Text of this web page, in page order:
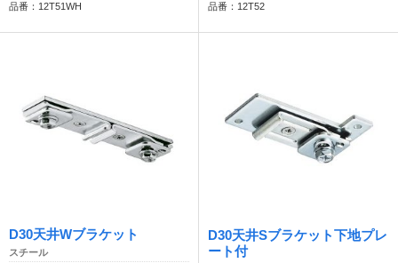
品番：12T51WH 品番：12T52
D30天井Wブラケット
スチール
D30天井Sブラケット下地プレ
ート付